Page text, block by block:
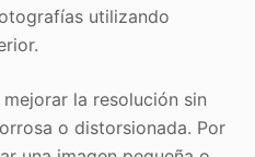
utilizando
la resolución sin
o distorsionada. Por